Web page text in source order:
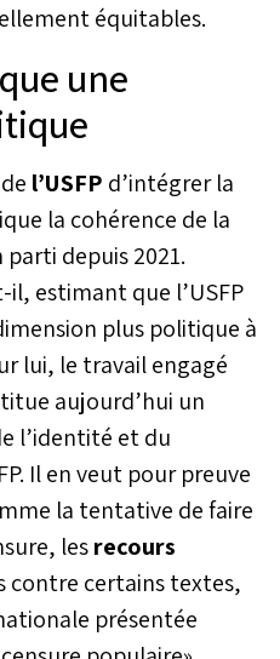
équitables.
une
l’USFP d’intégrer la
la cohérence de la
depuis 2021.
estimant que l’USFP
plus politique à
lui, le travail engagé
aujourd’hui un
l’identité et du
Il en veut pour preuve
la tentative de faire
lesrecours
contre certains textes,
présentée